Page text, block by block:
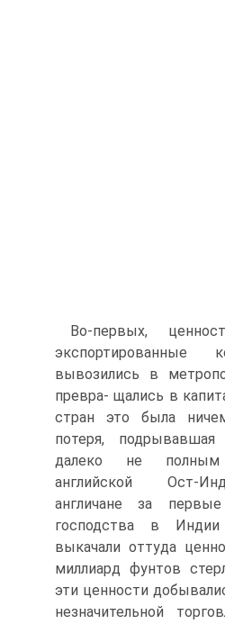
Во-первых,
экспортированные
вывозились в
превра- щались в
стран это была
потеря,
далеко не
английской Ост-
англичане за
господства в
выкачали оттуда
миллиард фунтов
эти ценности
незначительной